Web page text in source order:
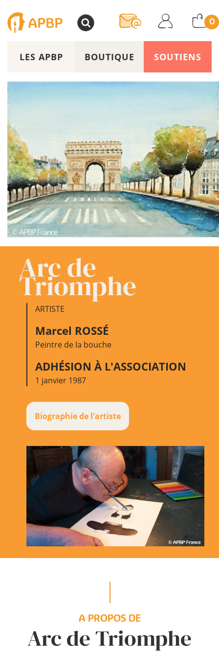
0
LES APBP BOUTIQUE SOUTIENS
Arc de
Triomphe
ARTISTE
Marcel ROSSÉ
Peintre de la bouche
ADHÉSION À L'ASSOCIATION
1 janvier 1987
Biographie de l'artiste
A PROPOS DE
Arc de Triomphe